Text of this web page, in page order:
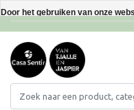
Door het gebruiken van onze